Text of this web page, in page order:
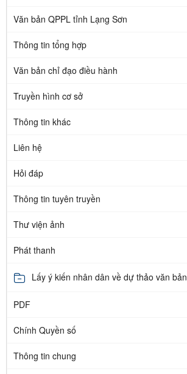
Văn bản QPPL tỉnh Lạng Sơn
Thông tin tổng hợp
Văn bản chỉ đạo điều hành
Truyền hình cơ sở
Thông tin khác
Liên hệ
Hỏi đáp
Thông tin tuyên truyền
Thư viện ảnh
Phát thanh
Lấy ý kiến nhân dân về dự thảo văn bản
PDF
Chính Quyền số
Thông tin chung